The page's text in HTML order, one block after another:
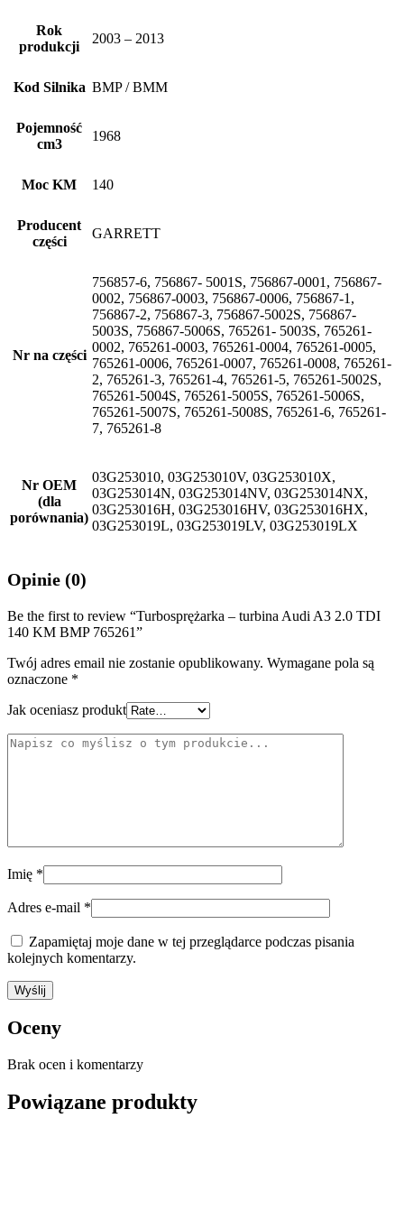
Rok
produkcji
2003 – 2013
Kod Silnika BMP / BMM
Pojemność
cm3
1968
Moc KM 140
Producent
części
GARRETT
Nr na części
756857-6, 756867- 5001S, 756867-0001, 756867-
0002, 756867-0003, 756867-0006, 756867-1,
756867-2, 756867-3, 756867-5002S, 756867-
5003S, 756867-5006S, 765261- 5003S, 765261-
0002, 765261-0003, 765261-0004, 765261-0005,
765261-0006, 765261-0007, 765261-0008, 765261-
2, 765261-3, 765261-4, 765261-5, 765261-5002S,
765261-5004S, 765261-5005S, 765261-5006S,
765261-5007S, 765261-5008S, 765261-6, 765261-
7, 765261-8
Nr OEM
(dla
porównania)
03G253010, 03G253010V, 03G253010X,
03G253014N, 03G253014NV, 03G253014NX,
03G253016H, 03G253016HV, 03G253016HX,
03G253019L, 03G253019LV, 03G253019LX
Opinie (0)
Be the first to review “Turbosprężarka – turbina Audi A3 2.0 TDI
140 KM BMP 765261”
Twój adres email nie zostanie opublikowany. Wymagane pola są
oznaczone *
Jak oceniasz produkt
Imię *
Adres e-mail *
Zapamiętaj moje dane w tej przeglądarce podczas pisania
kolejnych komentarzy.
Oceny
Brak ocen i komentarzy
Powiązane produkty